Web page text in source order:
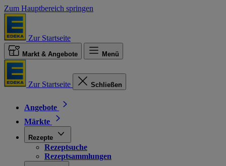
Zum Hauptbereich springen
Zur Startseite
Markt & Angebote Menü
Zur Startseite Schließen
Angebote
Märkte
Rezepte
Rezeptsuche
Rezeptsammlungen